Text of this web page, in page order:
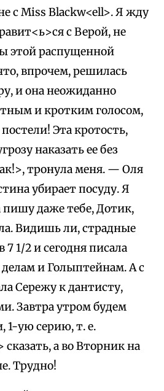
с Miss Blackw<ell>. Я жду
с Верой, не
этой распущенной
впрочем, решилась
и она неожиданно
и кротким голосом,
Эта кротость,
наказать ее без
тронула меня. — Оля
убирает посуду. Я
пишу даже тебе, Дотик,
Видишь ли, страдные
7 1/2 и сегодня писала
и Голыптейнам. А с
Сережу к дантисту,
Завтра утром будем
1-ую серию, т. е.
а во Вторник на
Трудно!